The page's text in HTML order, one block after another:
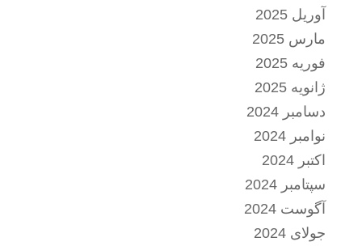
آوریل 2025
مارس 2025
فوریه 2025
ژانویه 2025
دسامبر 2024
نوامبر 2024
اکتبر 2024
سپتامبر 2024
آگوست 2024
جولای 2024